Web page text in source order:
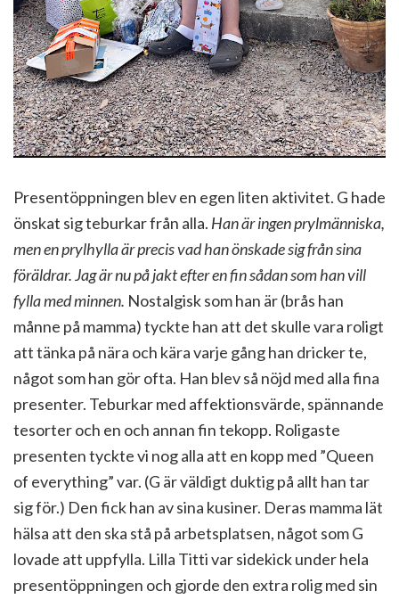
Presentöppningen blev en egen liten aktivitet. G hade
önskat sig teburkar från alla. Han är ingen prylmänniska,
men en prylhylla är precis vad han önskade sig från sina
föräldrar. Jag är nu på jakt efter en fin sådan som han vill
fylla med minnen. Nostalgisk som han är (brås han
månne på mamma) tyckte han att det skulle vara roligt
att tänka på nära och kära varje gång han dricker te,
något som han gör ofta. Han blev så nöjd med alla fina
presenter. Teburkar med affektionsvärde, spännande
tesorter och en och annan fin tekopp. Roligaste
presenten tyckte vi nog alla att en kopp med ”Queen
of everything” var. (G är väldigt duktig på allt han tar
sig för.) Den fick han av sina kusiner. Deras mamma lät
hälsa att den ska stå på arbetsplatsen, något som G
lovade att uppfylla. Lilla Titti var sidekick under hela
presentöppningen och gjorde den extra rolig med sin